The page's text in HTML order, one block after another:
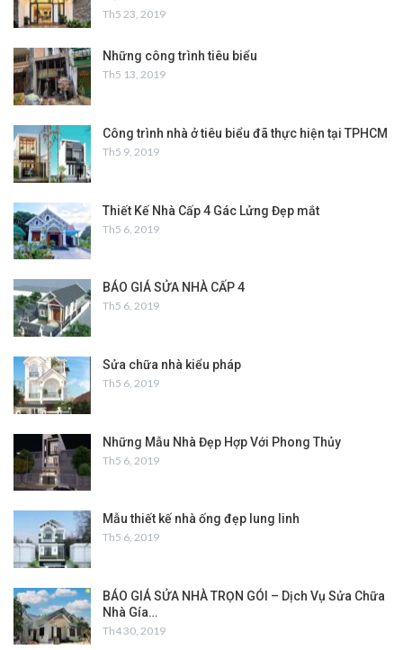
Th5 23, 2019
Những công trình tiêu biểu
Th5 13, 2019
Công trình nhà ở tiêu biểu đã thực hiện tại TPHCM
Th5 9, 2019
Thiết Kế Nhà Cấp 4 Gác Lửng Đẹp mắt
Th5 6, 2019
BÁO GIÁ SỬA NHÀ CẤP 4
Th5 6, 2019
Sửa chữa nhà kiểu pháp
Th5 6, 2019
Những Mẫu Nhà Đẹp Hợp Với Phong Thủy
Th5 6, 2019
Mẫu thiết kế nhà ống đẹp lung linh
Th5 6, 2019
BÁO GIÁ SỬA NHÀ TRỌN GÓI – Dịch Vụ Sửa Chữa
Nhà Gía…
Th4 30, 2019